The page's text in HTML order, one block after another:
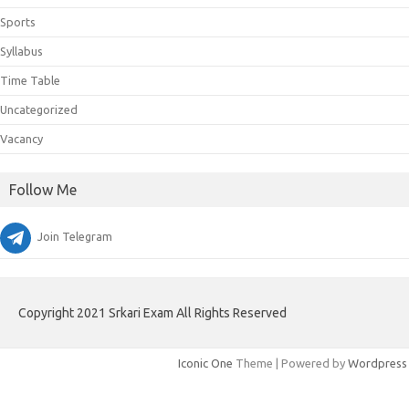
Sports
Syllabus
Time Table
Uncategorized
Vacancy
Follow Me
Join Telegram
Copyright 2021 Srkari Exam All Rights Reserved
Iconic One Theme | Powered by Wordpress